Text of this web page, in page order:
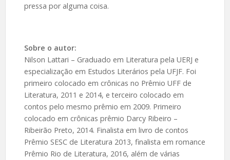
pressa por alguma coisa.
Sobre o autor:
Nilson Lattari – Graduado em Literatura pela UERJ e
especialização em Estudos Literários pela UFJF. Foi
primeiro colocado em crônicas no Prêmio UFF de
Literatura, 2011 e 2014, e terceiro colocado em
contos pelo mesmo prêmio em 2009. Primeiro
colocado em crônicas prêmio Darcy Ribeiro –
Ribeirão Preto, 2014. Finalista em livro de contos
Prêmio SESC de Literatura 2013, finalista em romance
Prêmio Rio de Literatura, 2016, além de várias